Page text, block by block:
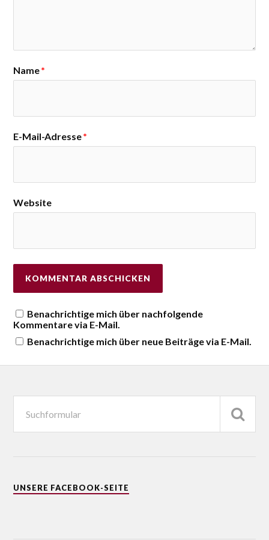
Name*
E-Mail-Adresse*
Website
Benachrichtige mich über nachfolgende
Kommentare via E-Mail.
Benachrichtige mich über neue Beiträge via E-Mail.
UNSERE FACEBOOK-SEITE